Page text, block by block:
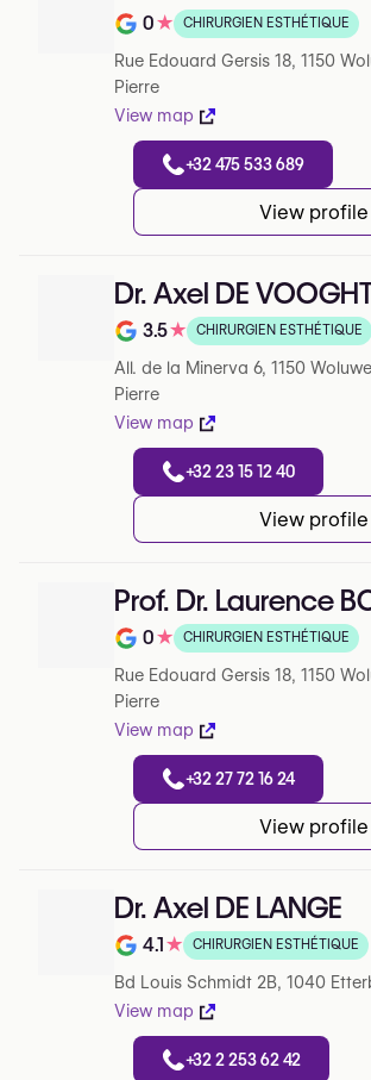
Note de 0 sur 5 sur Google
0★ CHIRURGIEN ESTHÉTIQUE
Rue Edouard Gersis 18, 1150
Pierre
View map
+32 475 533 689
View profile
Dr. Axel DE
Note de 3.5 sur 5 sur Google
3.5★ CHIRURGIEN ESTHÉTIQUE
All. de la Minerva 6, 1150
Pierre
View map
+32 23 15 12 40
View profile
Prof. Dr. Laurence
Note de 0 sur 5 sur Google
0★ CHIRURGIEN ESTHÉTIQUE
Rue Edouard Gersis 18, 1150
Pierre
View map
+32 27 72 16 24
View profile
Dr. Axel DE LANGE
Note de 4.1 sur 5 sur Google
4.1★ CHIRURGIEN ESTHÉTIQUE
Bd Louis Schmidt 2B, 1040
View map
+32 2 253 62 42